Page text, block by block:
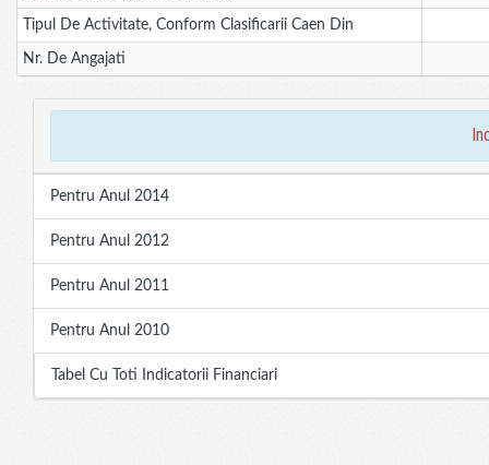
Tipul De Activitate, Conform Clasificarii Caen Din
Nr. De Angajati
Pentru Anul 2014
Pentru Anul 2012
Pentru Anul 2011
Pentru Anul 2010
Tabel Cu Toti Indicatorii Financiari